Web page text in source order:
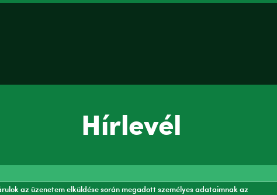
Hírlevél
az üzenetem elküldése során megadott személyes adataimnak az